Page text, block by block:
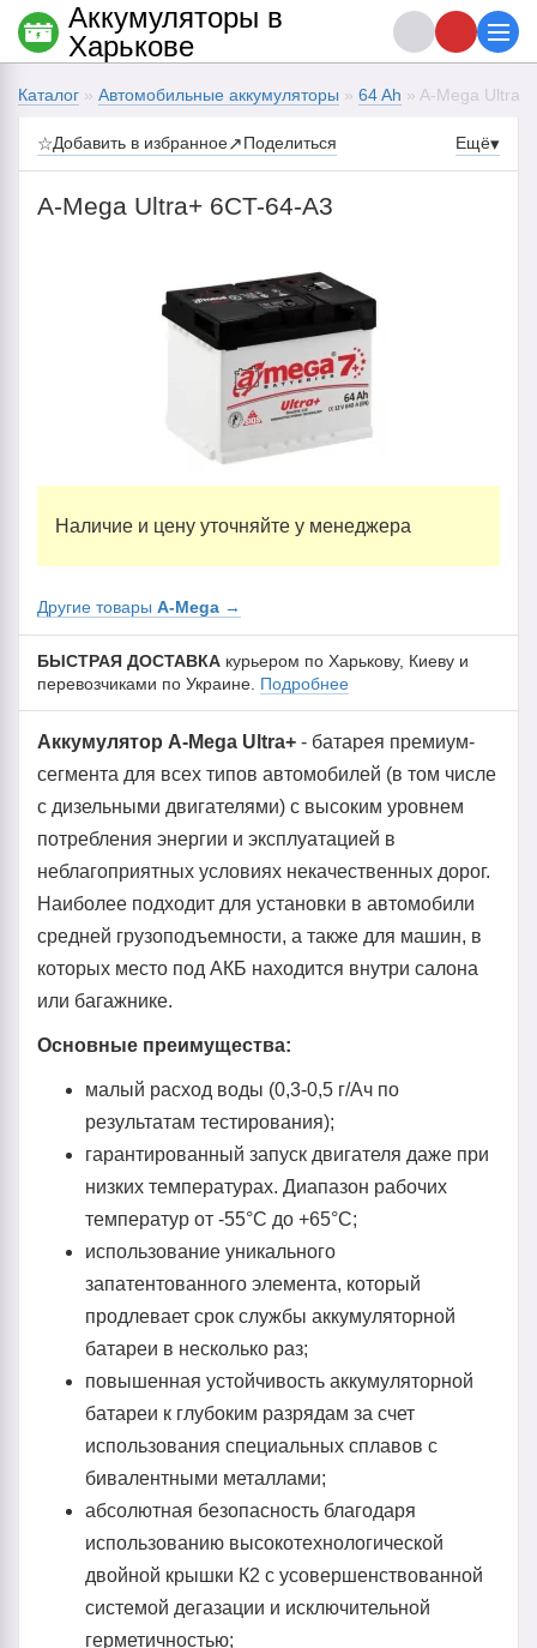
Каталог » Автомобильные аккумуляторы » 64 Ah » A-Mega Ultra+
☆Добавить в избранное↗Поделиться Ещё▾
A-Mega Ultra+ 6CT-64-А3
Наличие и цену уточняйте у менеджера
Другие товары A-Mega →
БЫСТРАЯ ДОСТАВКА курьером по Харькову, Киеву и
перевозчиками по Украине. Подробнее
Аккумулятор A-Mega Ultra+ - батарея премиум-
сегмента для всех типов автомобилей (в том числе
с дизельными двигателями) с высоким уровнем
потребления энергии и эксплуатацией в
неблагоприятных условиях некачественных дорог.
Наиболее подходит для установки в автомобили
средней грузоподъемности, а также для машин, в
которых место под АКБ находится внутри салона
или багажнике.
Основные преимущества:
малый расход воды (0,3-0,5 г/Aч по
результатам тестирования);
гарантированный запуск двигателя даже при
низких температурах. Диапазон рабочих
температур от -55°С до +65°С;
использование уникального
запатентованного элемента, который
продлевает срок службы аккумуляторной
батареи в несколько раз;
повышенная устойчивость аккумуляторной
батареи к глубоким разрядам за счет
использования специальных сплавов с
бивалентными металлами;
абсолютная безопасность благодаря
использованию высокотехнологической
двойной крышки К2 с усовершенствованной
системой дегазации и исключительной
герметичностью;
Аккумуляторы в
Харькове